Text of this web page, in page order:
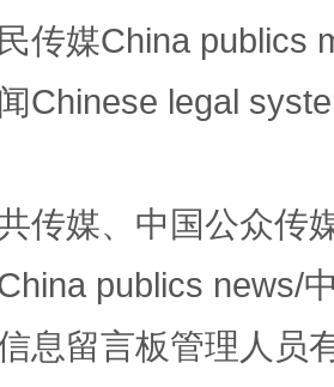
的“隐身衣” 如何以
传媒China publics
Chinese legal
传媒、中国公众传
publics news/
息留言板管理人员